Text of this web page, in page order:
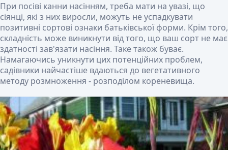
При посіві канни насінням, треба мати на увазі, що
сіянці, які з них виросли, можуть не успадкувати
позитивні сортові ознаки батьківської форми. Крім того,
складність може виникнути від того, що ваш сорт не має
здатності зав'язати насіння. Таке також буває.
Намагаючись уникнути цих потенційних проблем,
садівники найчастіше вдаються до вегетативного
методу розмноження - розподілом кореневища.